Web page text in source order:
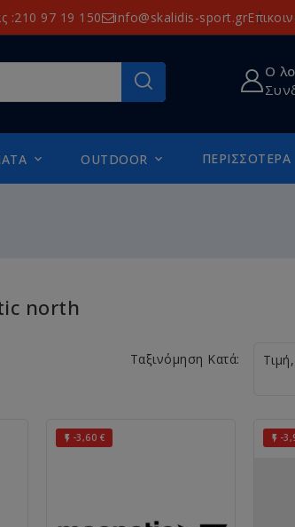
:210 97 19 150 info@skalidis-sport.gr
Ο
 OUTDOOR  ΠΕΡΙΣΣΌΤΕΡΑ
north
Ταξινόμηση Κατά:
 -3,60 €  -